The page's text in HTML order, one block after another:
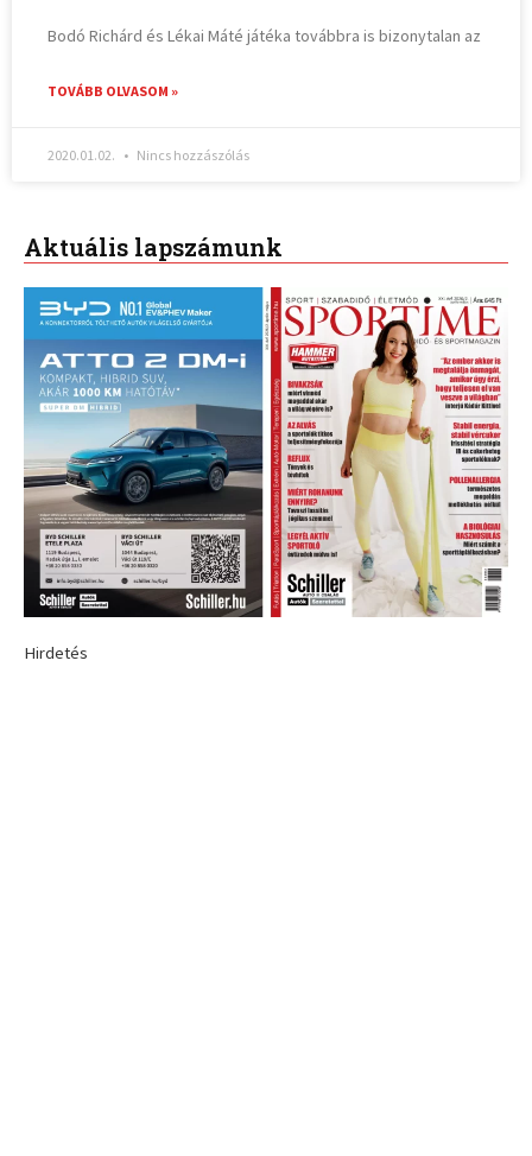
Bodó Richárd és Lékai Máté játéka továbbra is bizonytalan az
TOVÁBB OLVASOM »
2020.01.02. Nincs hozzászólás
Aktuális lapszámunk
Hirdetés